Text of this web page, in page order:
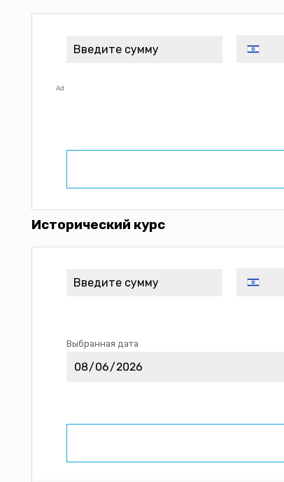
Ad
Исторический курс
Выбранная дата